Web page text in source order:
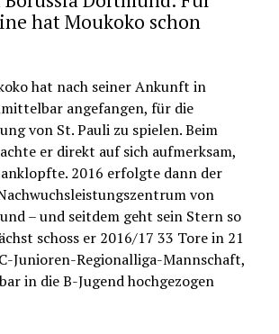
hat Moukoko schon
hat nach seiner Ankunft in
angefangen, für die
von St. Pauli zu spielen. Beim
er direkt auf sich aufmerksam,
anklopfte. 2016 erfolgte dann der
von
– und seitdem geht sein Stern so
schoss er 2016/17 33 Tore in 21
Junioren-Regionalliga-Mannschaft,
in die B-Jugend hochgezogen